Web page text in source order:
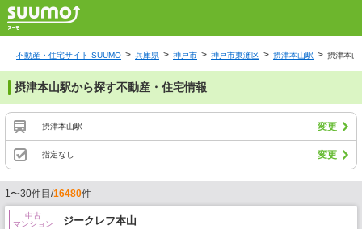
不動産・住宅サイト SUUMO 兵庫県 神戸市 神戸市東灘区 摂津本山駅 摂津本山
摂津本山駅から探す不動産・住宅情報
摂津本山駅 変更
指定なし 変更
1〜30件目/16480件
中古
マンション
ジークレフ本山